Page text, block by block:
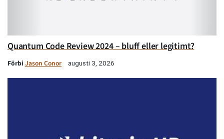
Quantum Code Review 2024 – bluff eller legitimt?
Förbi Jason Conor augusti 3, 2026